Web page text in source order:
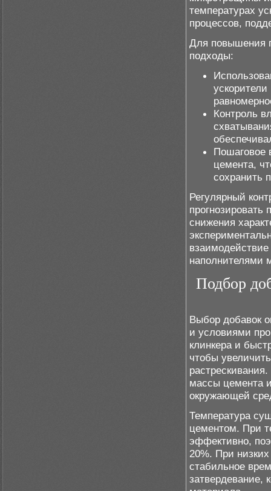
температурах
процессов,
Для повышения
подходы:
Контроль
Пошаговое
цемента,
сохранить
Регулярный
прогнозировать
снижения
наполнителями
Подбор
Выбор добавок
и условиями
клинкера и
чтобы
массы цемента
окружающей
Температура
цементом. При
эффективно,
20%. При
стабильное
затвердевание,